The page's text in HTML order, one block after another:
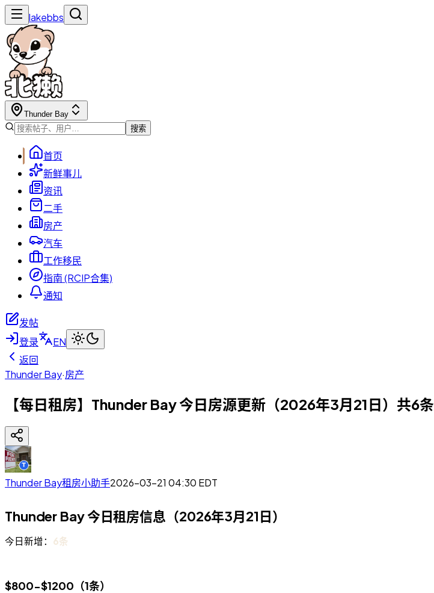
lakebbs
Thunder Bay
搜索
首页
新鲜事儿
资讯
二手
房产
汽车
工作移民
指南 (RCIP合集)
通知
发帖
登录
EN
返回
Thunder Bay·房产
【每日租房】Thunder Bay 今日房源更新（2026年3月21日）共6条
Thunder Bay租房小助手2026-03-21 04:30 EDT
Thunder Bay 今日租房信息（2026年3月21日）
今日新增： 6条
$800-$1200（1条）